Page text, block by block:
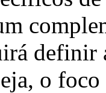
definir
o foco